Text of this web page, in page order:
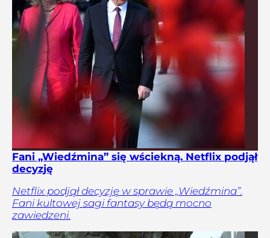
Fani „Wiedźmina” się wściekną. Netflix podjął
decyzję
Netflix podjął decyzję w sprawie „Wiedźmina”.
Fani kultowej sagi fantasy będą mocno
zawiedzeni.